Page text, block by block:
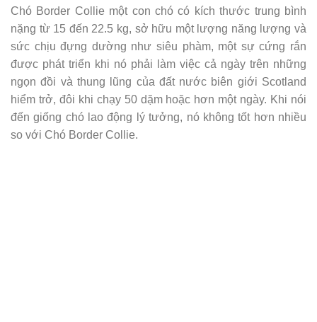
Chó Border Collie một con chó có kích thước trung bình
nặng từ 15 đến 22.5 kg, sở hữu một lượng năng lượng và
sức chịu đựng dường như siêu phàm, một sự cứng rắn
được phát triển khi nó phải làm việc cả ngày trên những
ngọn đồi và thung lũng của đất nước biên giới Scotland
hiểm trở, đôi khi chạy 50 dặm hoặc hơn một ngày. Khi nói
đến giống chó lao động lý tưởng, nó không tốt hơn nhiều
so với Chó Border Collie.